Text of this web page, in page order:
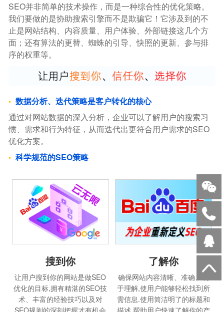
SEO并非简单的技术操作，而是一种综合性的优化策略。
我们要做的是协助搜索引擎而不是欺骗它！它涉及到的不
止是网站结构、内容质量、用户体验、外部链接这几个方
面；还有算法的更替、蜘蛛的引导、快照的更新、参与排
序的权重等。
数据分析、迭代策略是客户转化的核心
通过对网站数据的深入分析，企业可以了解用户的搜索习
惯、需求和行为特征，从而迭代出更符合用户需求的SEO
优化方案。
科学规范的SEO策略
搜到你
让用户搜到你的网站是做SEO
优化的目标,拥有精湛的SEO技
术、丰富的经验技巧以及对
了解你
确保网站内容清晰、准确、易
于理解,使用户能够轻松找到所
需信息.使用简洁明了的标题和